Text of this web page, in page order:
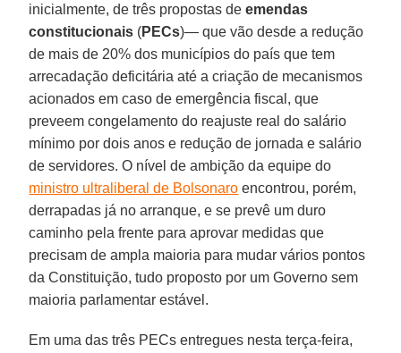
inicialmente, de três propostas deemendas
constitucionais (PECs)— que vão desde a redução
de mais de 20% dos municípios do país que tem
arrecadação deficitária até a criação de mecanismos
acionados em caso de emergência fiscal, que
preveem congelamento do reajuste real do salário
mínimo por dois anos e redução de jornada e salário
de servidores. O nível de ambição da equipe do
ministro ultraliberal de Bolsonaro encontrou, porém,
derrapadas já no arranque, e se prevê um duro
caminho pela frente para aprovar medidas que
precisam de ampla maioria para mudar vários pontos
da Constituição, tudo proposto por um Governo sem
maioria parlamentar estável.
Em uma das três PECs entregues nesta terça-feira,